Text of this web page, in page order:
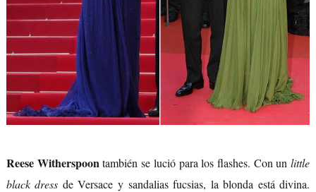
Reese Witherspoon también se lució para los flashes. Con unlittle
black dress de Versace y sandalias fucsias, la blonda está divina.